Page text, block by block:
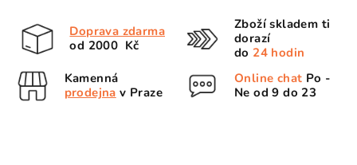
Doprava zdarma
od 2000 Kč
Zboží skladem ti
dorazí
do 24 hodin
Kamenná
prodejna v Praze
Online chat Po -
Ne od 9 do 23